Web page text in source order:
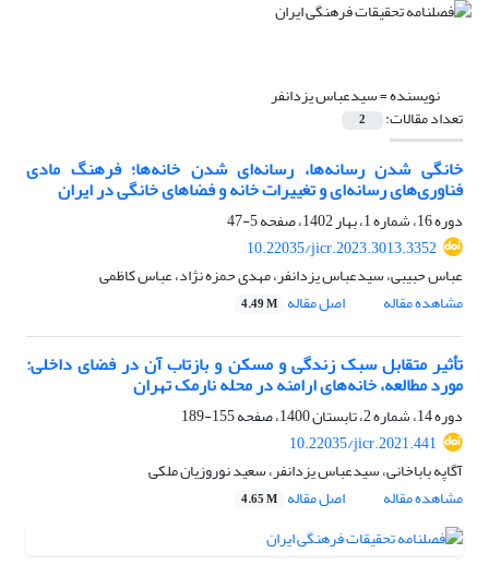
نویسنده =سیدعباس یزدانفر
تعداد مقالات: 2
خانگی ‏شدن رسانه‏‌ها، رسانه‌‏ای‏ شدن خانه‌‏ها؛ فرهنگ مادی
فناور‏ی‌های رسانه‌‏ای و تغییرات خانه و فضاهای خانگی در ایران
دوره 16، شماره 1، بهار 1402، صفحه
5-47
10.22035/jicr.2023.3013.3352
عباس حبیبی، سیدعباس یزدانفر، مهدی حمزه نژاد، عباس کاظمی
مشاهده مقاله
اصل مقاله 4.49 M
تأثیر متقابل سبک زندگی و مسکن و بازتاب آن در فضای داخلی:
مورد مطالعه، خانه‌های ارامنه در محله نارمک تهران
دوره 14، شماره 2، تابستان 1400، صفحه
155-189
10.22035/jicr.2021.441
آگاپه باباخانی، سیدعباس یزدانفر، سعید نوروزیان ملکی
مشاهده مقاله
اصل مقاله 4.65 M